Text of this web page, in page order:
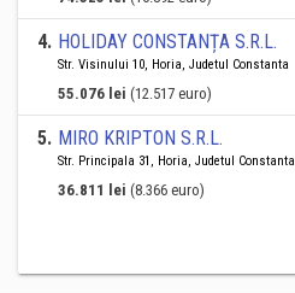
4. HOLIDAY CONSTANȚA S.R.L.
Str. Visinului 10, Horia, Judetul Constanta
55.076 lei (12.517 euro)
5. MIRO KRIPTON S.R.L.
Str. Principala 31, Horia, Judetul Constanta
36.811 lei (8.366 euro)